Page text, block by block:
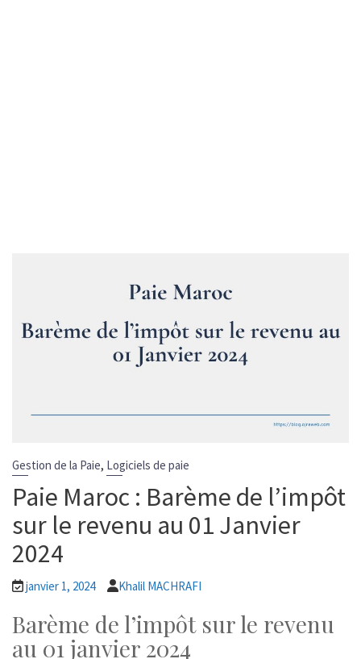
Gestion de la Paie, Logiciels de paie
Paie Maroc : Barème de l’impôt
sur le revenu au 01 Janvier
2024
janvier 1, 2024 Khalil MACHRAFI
Barème de l’impôt sur le revenu
au 01 janvier 2024